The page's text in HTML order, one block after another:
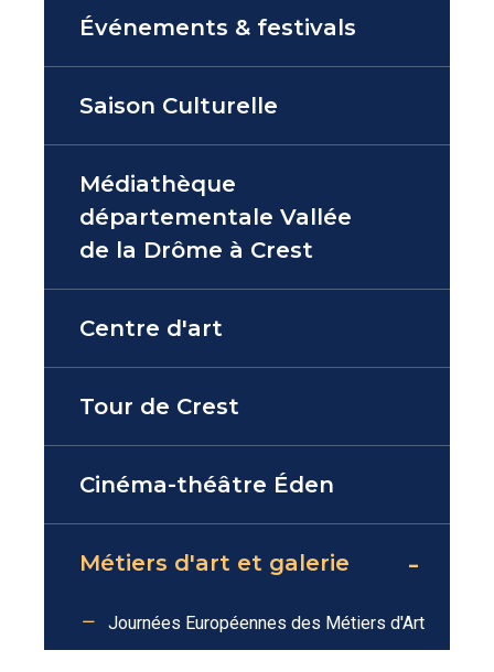
Événements & festivals
Saison Culturelle
Médiathèque
départementale Vallée
de la Drôme à Crest
Centre d'art
Tour de Crest
Cinéma-théâtre Éden
Métiers d'art et galerie
Journées Européennes des Métiers d'Art